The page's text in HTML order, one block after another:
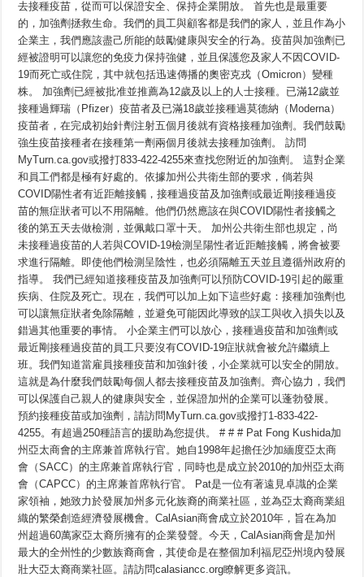
業
及
員
工
提
供
多
好
處
去接種疫苗，從而可以保證安全、保持企業開放。 首先也是最重要
的，加強劑拯救生命。我們的員工與顧客都是我們的家人，並且作為小
企業主，我們應該盡己所能的鼓勵健康與安全的行為。疫苗與加強劑已
經被證明可以讓您的免疫力保持強健，並且保護您及家人不因COVID-
19而死亡或住院，其中就包括迅速傳播的奧密克戎（Omicron）變種
株。 加強劑已經被批准並推薦為12歲及以上的人士接種。已滿12歲並
接種過輝瑞（Pfizer）疫苗者及已滿18歲並接種過莫德納（Moderna）
疫苗者，在完成初始針劑注射五個月後就有資格接種加強劑。我們鼓勵
強生疫苗接種者在接種第一劑兩個月後就去接種加強劑。 訪問
MyTurn.ca.gov或撥打833-422-4255來查找您附近的加強劑。 這對企業
和員工們都是極有好處的。依據加州公共衛生部的要求，倘若與
COVID陽性者有近距離接觸，接種過疫苗及加強劑或最近剛接種過疫
苗的無症狀者可以不用隔離。他們仍然應該在與COVID陽性者接觸之
後的第五天去做檢測，並佩戴口罩十天。 加州公共衛生部也規定，尚
未接種過疫苗的人若與COVID-19檢測呈陽性者近距離接觸，將會被要
求進行隔離。即使他們檢測呈陰性，也必須隔離五天並且遵循州政府的
指導。 我們已經知道接種疫苗及加強劑可以預防COVID-19引起的嚴重
疾病、住院及死亡。現在，我們可以加上如下這些好處：接種加強劑也
可以讓無症狀者免除隔離，並避免可能因此導致的誤工與收入損失以及
錯過其他重要的事情。 小企業主們可以放心，接種過疫苗和加強劑或
最近剛接種過疫苗的員工只要沒有COVID-19症狀就會被允許繼續上
班。我們知道當雇員接種疫苗和加強針後，小企業就可以安全的開放。
這就是為什麼我們鼓勵每個人都去接種疫苗及加強劑。齊心協力，我們
可以保護自己親人的健康與安全，並保證加州的企業可以蓬勃發展。
預約接種疫苗或加強劑，請訪問MyTurn.ca.gov或撥打1-833-422-
4255。有超過250種語言的援助為您提供。 # # # Pat Fong Kushida加
州亞太商會的主席兼首席執行官。她自1998年起擔任沙加緬度亞太商
會（SACC）的主席兼首席執行官，同時也是成立於2010的加州亞太商
會（CAPCC）的主席兼首席執行官。 Pat是一位有著遠見卓識的企業
家領袖，她致力於發展加州多元化族裔的商業社區，並為亞太裔商業組
織的繁榮創造經濟發展機會。CalAsian商會成立於2010年，旨在為加
州超過60萬家亞太裔所擁有的企業發聲。今天，CalAsian商會是加州
最大的全州性的少數族裔商會，其使命是在整個加利福尼亞州境內發展
壯大亞太裔商業社區。請訪問calasiancc.org瞭解更多資訊。